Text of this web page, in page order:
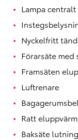
Lampa
Nyckelfritt
Förarsäte
Framsäten
Luftrenare
Ratt
Baksäte